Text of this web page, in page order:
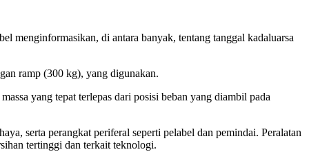
menginformasikan, di antara banyak, tentang tanggal kadaluarsa
ramp (300 kg), yang digunakan.
yang tepat terlepas dari posisi beban yang diambil pada
serta perangkat periferal seperti pelabel dan pemindai. Peralatan
tertinggi dan terkait teknologi.